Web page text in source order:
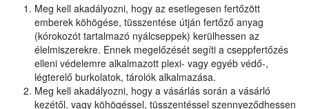
Meg kell akadályozni, hogy az esetlegesen fertőzött
emberek köhögése, tüsszentése útján fertőző anyag
(kórokozót tartalmazó nyálcseppek) kerülhessen az
élelmiszerekre. Ennek megelőzését segíti a cseppfertőzés
elleni védelemre alkalmazott plexi- vagy egyéb védő-,
légterelő burkolatok, tárolók alkalmazása.
Meg kell akadályozni, hogy a vásárlás során a vásárló
kezétől, vagy köhögéssel, tüsszentéssel szennyeződhessen